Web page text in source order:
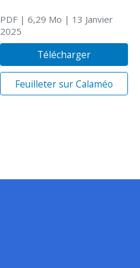
PDF| 6,29 Mo | 13 Janvier
2025
Télécharger
Feuilleter sur Calaméo